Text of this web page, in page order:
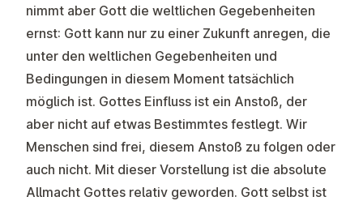
nimmt aber Gott die weltlichen Gegebenheiten
ernst: Gott kann nur zu einer Zukunft anregen, die
unter den weltlichen Gegebenheiten und
Bedingungen in diesem Moment tatsächlich
möglich ist. Gottes Einfluss ist ein Anstoß, der
aber nicht auf etwas Bestimmtes festlegt. Wir
Menschen sind frei, diesem Anstoß zu folgen oder
auch nicht. Mit dieser Vorstellung ist die absolute
Allmacht Gottes relativ geworden. Gott selbst ist